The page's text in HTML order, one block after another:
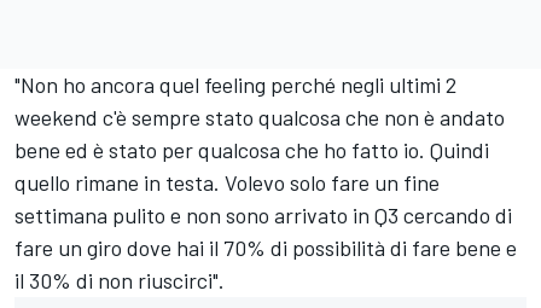
"Non ho ancora quel feeling perché negli ultimi 2
weekend c'è sempre stato qualcosa che non è andato
bene ed è stato per qualcosa che ho fatto io. Quindi
quello rimane in testa. Volevo solo fare un fine
settimana pulito e non sono arrivato in Q3 cercando di
fare un giro dove hai il 70% di possibilità di fare bene e
il 30% di non riuscirci".